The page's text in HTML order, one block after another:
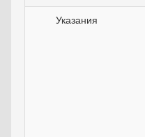
Указания